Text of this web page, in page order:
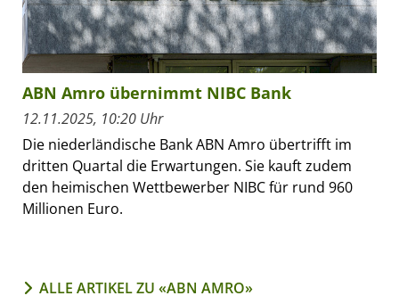
ABN Amro übernimmt NIBC Bank
12.11.2025, 10:20 Uhr
Die niederländische Bank ABN Amro übertrifft im
dritten Quartal die Erwartungen. Sie kauft zudem
den heimischen Wettbewerber NIBC für rund 960
Millionen Euro.
ALLE ARTIKEL ZU «ABN AMRO»